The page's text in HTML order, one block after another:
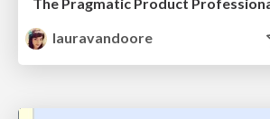
lauravandoore